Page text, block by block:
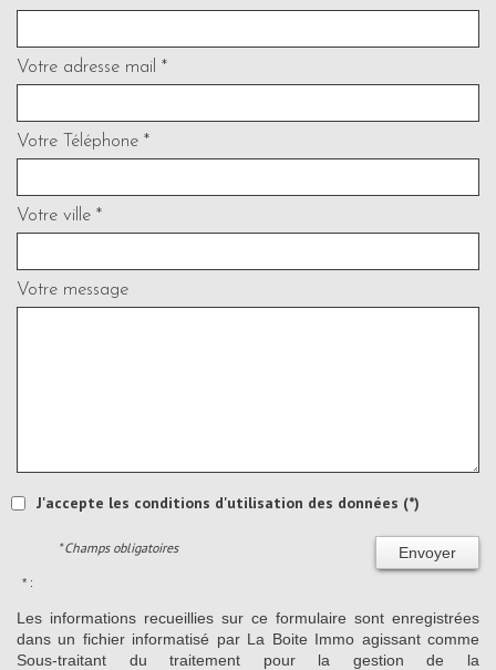
Votre adresse mail *
Votre Téléphone *
Votre ville *
Votre message
J'accepte les conditions d'utilisation des données (*)
Envoyer
* Champs obligatoires
* :
Les informations recueillies sur ce formulaire sont enregistrées
dans un fichier informatisé par La Boite Immo agissant comme
Sous-traitant du traitement pour la gestion de la